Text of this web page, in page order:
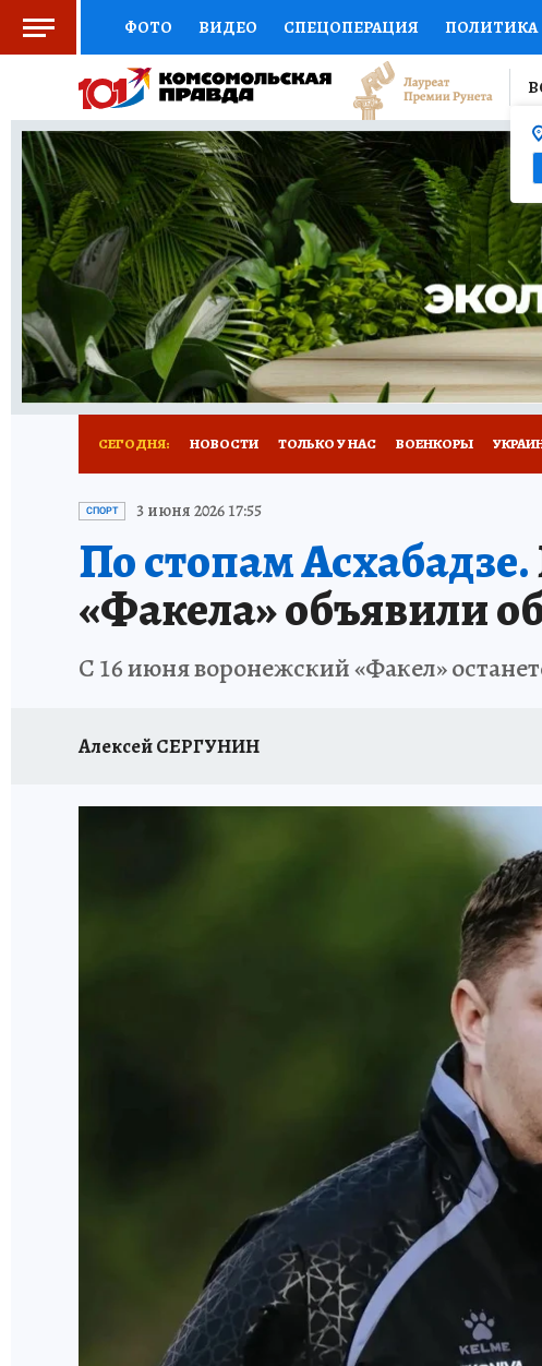
ФОТО ВИДЕО СПЕЦОПЕРАЦИЯ ПОЛИТИКА
СОЦПОДДЕРЖКА НАУКА СПОРТ
ВЫБОР ЭКСПЕРТОВ ДОКТОР ФИНАНСЫ
КНИЖНАЯ ПОЛКА ПРОГНОЗЫ НА СПОРТ
ПРЕСС-ЦЕНТР НЕДВИЖИМОСТЬ ТЕЛЕВИЗОР
РАДИО КП РЕКЛАМА ТЕСТЫ НОВОЕ НА
СЕГОДНЯ: НОВОСТИ ТОЛЬКО У НАС ВОЕНКОРЫ
ПРОИСШЕСТВИЯ
СПОРТ 3 июня 2026 17:55
По стопам Асхабадзе.
«Факела» объявили
С 16 июня воронежский «Факел»
Алексей СЕРГУНИН